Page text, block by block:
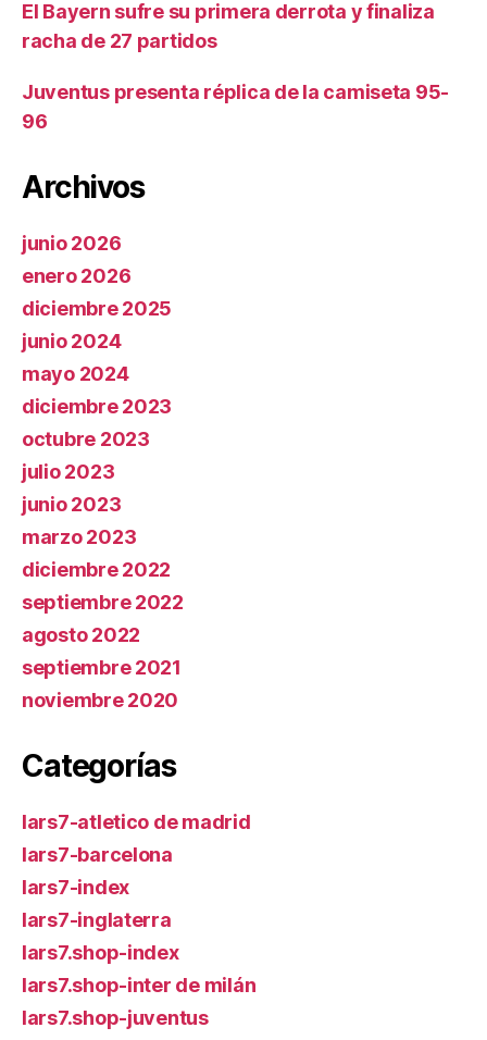
El Bayern sufre su primera derrota y finaliza
racha de 27 partidos
Juventus presenta réplica de la camiseta 95-
96
Archivos
junio 2026
enero 2026
diciembre 2025
junio 2024
mayo 2024
diciembre 2023
octubre 2023
julio 2023
junio 2023
marzo 2023
diciembre 2022
septiembre 2022
agosto 2022
septiembre 2021
noviembre 2020
Categorías
lars7-atletico de madrid
lars7-barcelona
lars7-index
lars7-inglaterra
lars7.shop-index
lars7.shop-inter de milán
lars7.shop-juventus